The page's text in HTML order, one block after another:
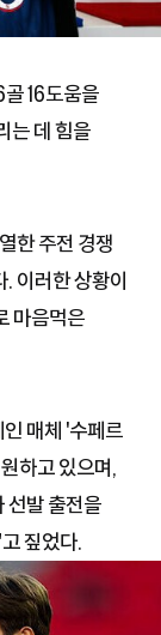
16도움을
는 데 힘을
한 주전 경쟁
이러한 상황이
마음먹은
매체 '수페르
하고 있으며,
선발 출전을
짚었다.